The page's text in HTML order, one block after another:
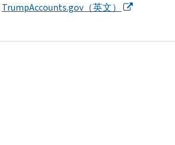
TrumpAccounts.gov（英文）